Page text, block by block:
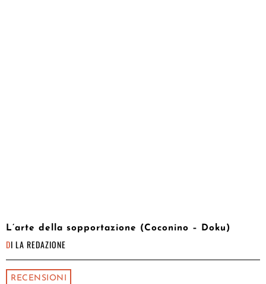
L’arte della sopportazione (Coconino – Doku)
DI LA REDAZIONE
RECENSIONI